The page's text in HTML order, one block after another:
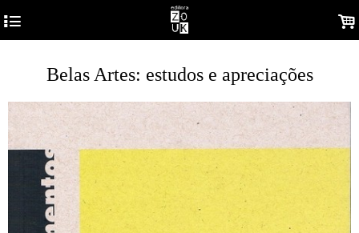
4 .
Belas Artes: estudos e apreciações